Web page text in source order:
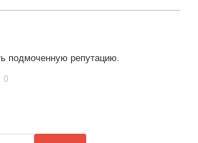
подмоченную репутацию.
0